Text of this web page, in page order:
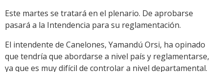
Este martes se tratará en el plenario. De aprobarse
pasará a la Intendencia para su reglamentación.
El intendente de Canelones, Yamandú Orsi, ha opinado
que tendría que abordarse a nivel país y reglamentarse,
ya que es muy difícil de controlar a nivel departamental.